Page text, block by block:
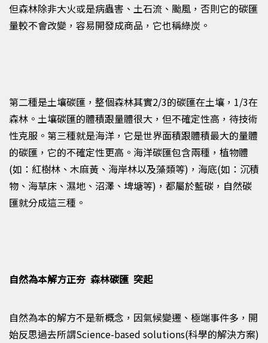
但森林除非大火或是病蟲害 、 土石流、颱風，否則它的碳匯
量較不會改變 ， 容易開發成商品，它也稱綠炭。
第二種是土壤碳匯，整個森林其實2/3的碳匯在土壤， 1/3在
森林 。 土壤碳匯的體積跟量體很大，但不確定性高，待技術
性克服。第三種就是海洋，它是世界面積跟體積最大的量體
的碳匯，它的不確定性更高。海洋碳匯包含兩種，植物體
(如： 紅樹林、木麻黃、海岸林以及藻類等)，海底(如： 沉積
物、海草床、濕地、沼澤、埤塘等)，都屬於藍碳，自然碳
匯就分成這三種。
自然為本解方正夯 森林碳匯 突起
自然為本的解方不是新概念 ， 因氣候變遷、極端事件多 ， 開
始反思過去所謂Science-based solutions(科學的解決方案)